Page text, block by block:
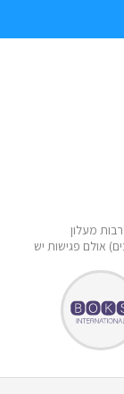
מעלון
אולם פגישות יש